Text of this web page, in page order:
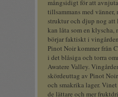
mångsidigt för att
tillsammans med vänner,
struktur och djup nog att
kan låta som en
börjar faktiskt i
Pinot Noir kommer från
i det blåsiga och torra
Awatere Valley.
skördeuttag av Pinot
och smakrika lager.
de lättare och mer